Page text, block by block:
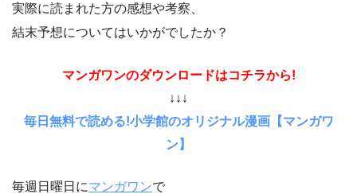
実際に読まれた方の感想や考察、
結末予想についてはいかがでしたか？
マンガワンのダウンロードはコチラから!
↓↓↓
毎日無料で読める!小学館のオリジナル漫画【マンガワ
ン】
毎週日曜日にマンガワンで